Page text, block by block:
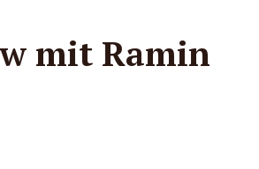
mit Ramin